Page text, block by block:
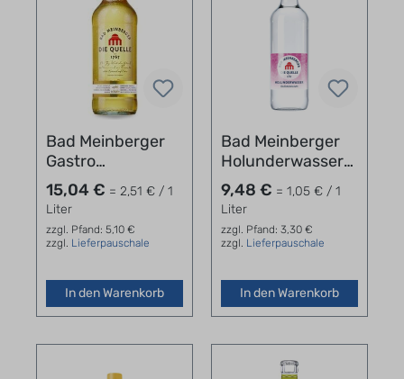
Bad Meinberger
Gastro
Apfelschorle 24 x
0,25 l
15,04 € = 2,51 € / 1
Liter
zzgl. Pfand: 5,10 €
zzgl. Lieferpauschale
In den Warenkorb
Bad Meinberger
Holunderwasser
12 x 0,75l
9,48 € = 1,05 € / 1
Liter
zzgl. Pfand: 3,30 €
zzgl. Lieferpauschale
In den Warenkorb